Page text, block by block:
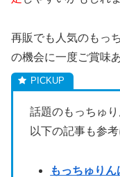
再販でも人気のもっ
の機会に一度ご賞味
話題のもっちゅ
以下の記事も参
もっちゅり